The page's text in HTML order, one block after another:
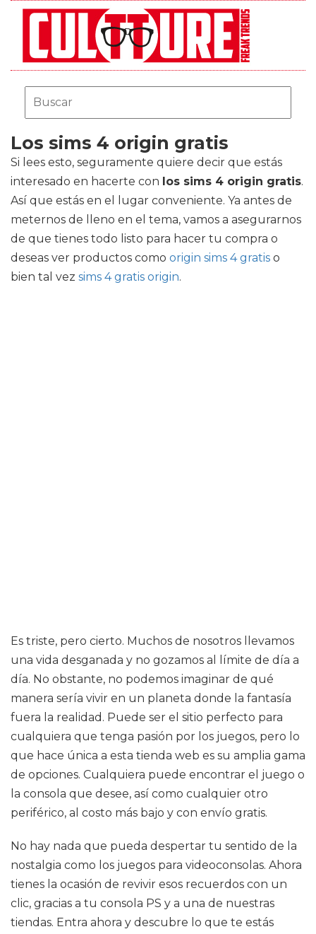
Los sims 4 origin gratis
Si lees esto, seguramente quiere decir que estás
interesado en hacerte con los sims 4 origin gratis.
Así que estás en el lugar conveniente. Ya antes de
meternos de lleno en el tema, vamos a asegurarnos
de que tienes todo listo para hacer tu compra o
deseas ver productos como origin sims 4 gratis o
bien tal vez sims 4 gratis origin.
Es triste, pero cierto. Muchos de nosotros llevamos
una vida desganada y no gozamos al límite de día a
día. No obstante, no podemos imaginar de qué
manera sería vivir en un planeta donde la fantasía
fuera la realidad. Puede ser el sitio perfecto para
cualquiera que tenga pasión por los juegos, pero lo
que hace única a esta tienda web es su amplia gama
de opciones. Cualquiera puede encontrar el juego o
la consola que desee, así como cualquier otro
periférico, al costo más bajo y con envío gratis.
No hay nada que pueda despertar tu sentido de la
nostalgia como los juegos para videoconsolas. Ahora
tienes la ocasión de revivir esos recuerdos con un
clic, gracias a tu consola PS y a una de nuestras
tiendas. Entra ahora y descubre lo que te estás